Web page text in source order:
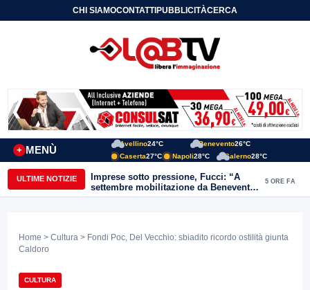
CHI SIAMOCONTATTIPUBBLICITÀCERCA
MENÙ
+
Avellino24°C Benevento26°C
Caserta27°C Napoli28°C Salerno28°C
ULTIME NOTIZIE
Imprese sotto pressione, Fucci: “A
settembre mobilitazione da Benevento
e Avellino”
5 ORE FA
Home > Cultura > Fondi Poc, Del Vecchio: sbiadito ricordo ostilità giunta
Caldoro
CULTURA